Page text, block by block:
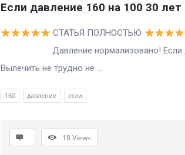
Если давление 160 на 100 30 лет
СТАТЬЯ ПОЛНОСТЬЮ
Давление нормализовано! Если
Вылечить не трудно не ...
160 давление если
18Views